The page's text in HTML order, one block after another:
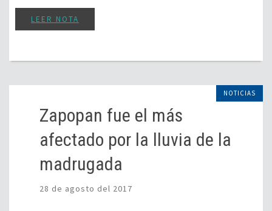
LEER NOTA
NOTICIAS
Zapopan fue el más
afectado por la lluvia de la
madrugada
28 de agosto del 2017